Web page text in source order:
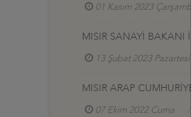
01 Kasım 2023 Çarşamba
MISIR SANAYİ BAKANI
13 Şubat 2023 Pazartesi
MISIR ARAP
07 Ekim 2022 Cuma